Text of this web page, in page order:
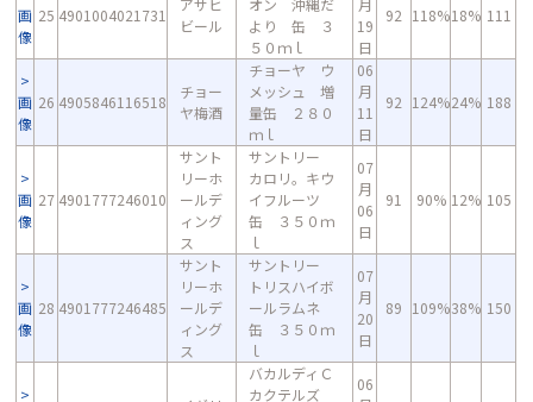
画
像
25 4901004021731
アサヒ
ビール
オン 沖縄だ
より 缶 ３
５０ｍｌ
月
19
日
92 118%18% 111
画
像
26 4905846116518
チョー
ヤ梅酒
チョーヤ ウ
メッシュ 増
量缶 ２８０
ｍｌ
06
月
11
日
92 124%24% 188
画
像
27 4901777246010
サント
リーホ
ールデ
ィング
ス
サントリー
カロリ。キウ
イフルーツ
缶 ３５０ｍ
ｌ
07
月
06
日
91 90% 12% 105
画
像
28 4901777246485
サント
リーホ
ールデ
ィング
ス
サントリー
トリスハイボ
ールラムネ
缶 ３５０ｍ
ｌ
07
月
20
日
89 109%38% 150
バカルディＣ
カクテルズ
06